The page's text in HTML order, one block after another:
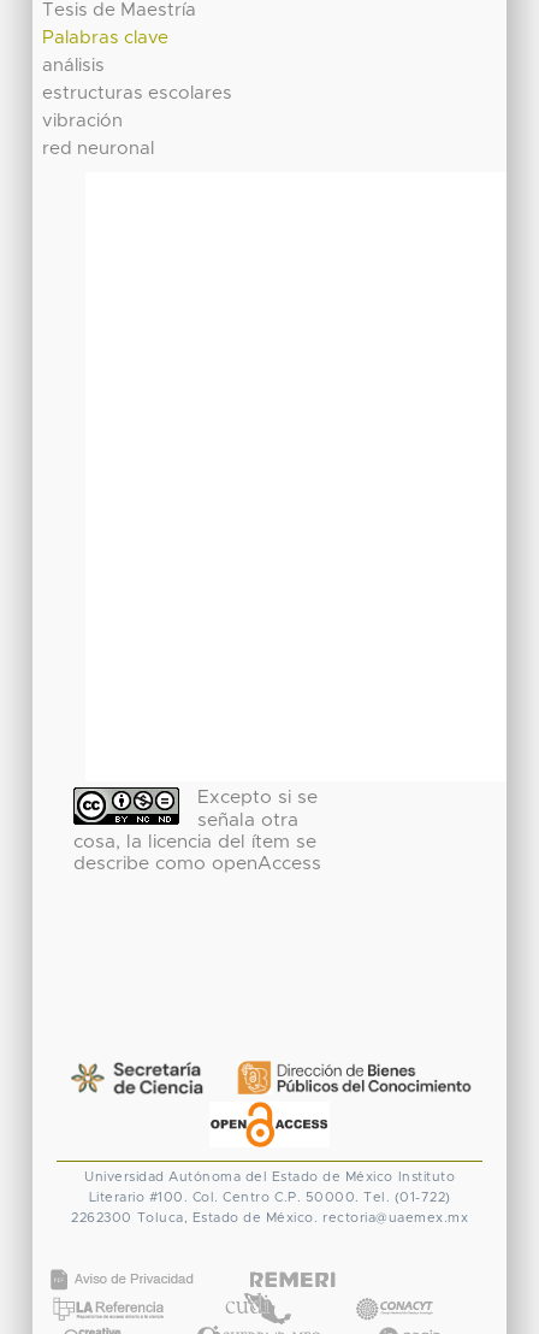
Tesis de Maestría
Palabras clave
análisis
estructuras escolares
vibración
red neuronal
Excepto si se
señala otra
cosa, la licencia del ítem se
describe como openAccess
Universidad Autónoma del Estado de México
Instituto
Literario #100. Col. Centro C.P. 50000. Tel. (01-722)
2262300 Toluca, Estado de México. rectoria@uaemex.mx